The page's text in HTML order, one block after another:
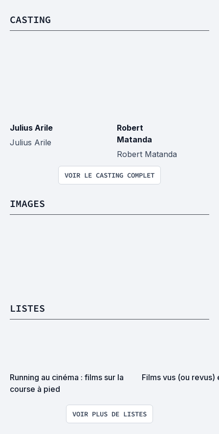
CASTING
Julius Arile
Julius Arile
Robert
Matanda
Robert Matanda
VOIR LE CASTING COMPLET
IMAGES
LISTES
Running au cinéma : films sur la
course à pied
Films vus (ou revus)
VOIR PLUS DE LISTES